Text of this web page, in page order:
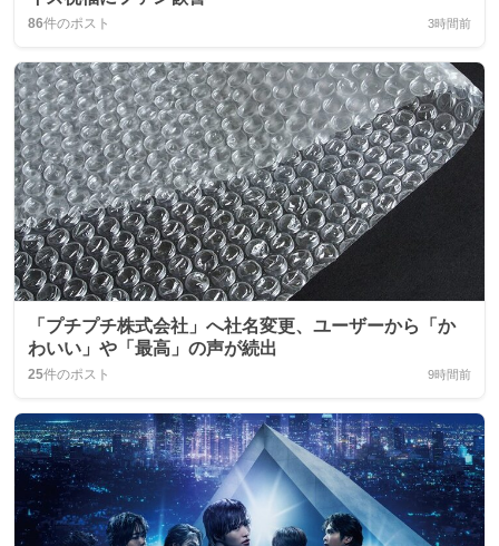
86件のポスト 3時間前
「プチプチ株式会社」へ社名変更、ユーザーから「か
わいい」や「最高」の声が続出
25件のポスト 9時間前